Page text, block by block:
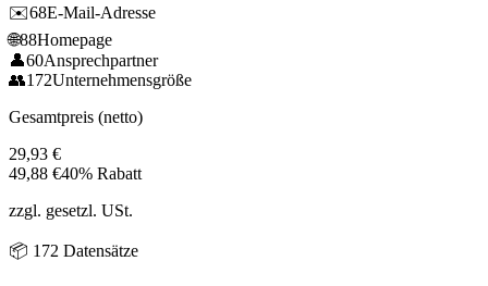
✉️68E-Mail-Adresse
🌐88Homepage
👤60Ansprechpartner
👥172Unternehmensgröße
Gesamtpreis (netto)
29,93 €
49,88 €40% Rabatt
zzgl. gesetzl. USt.
📦 172 Datensätze